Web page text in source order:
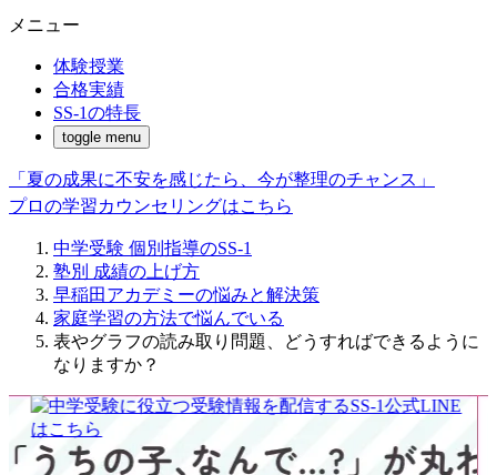
メニュー
体験授業
合格実績
SS-1の特長
toggle menu
「夏の成果に不安を感じたら、今が整理のチャンス」
プロの学習カウンセリングはこちら
中学受験 個別指導のSS-1
塾別 成績の上げ方
早稲田アカデミーの悩みと解決策
家庭学習の方法で悩んでいる
表やグラフの読み取り問題、どうすればできるように
なりますか？